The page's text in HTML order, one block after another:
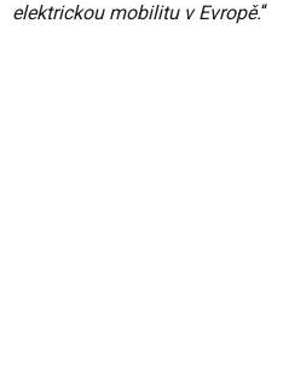
elektrickou mobilitu v Evropě.“